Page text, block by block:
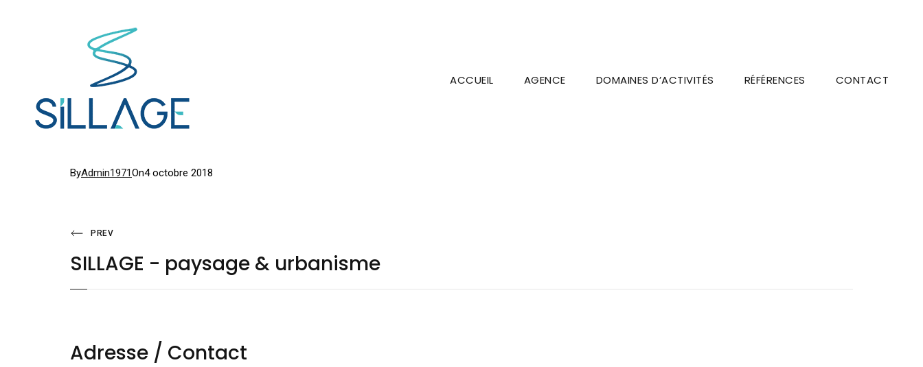
ACCUEIL AGENCE DOMAINES D’ACTIVITÉS RÉFÉRENCES CONTACT
ByAdmin1971Posted
On4 octobre 2018
Navigation
de
l’article
Previous
PREV
SILLAGE - paysage & urbanisme
Adresse / Contact